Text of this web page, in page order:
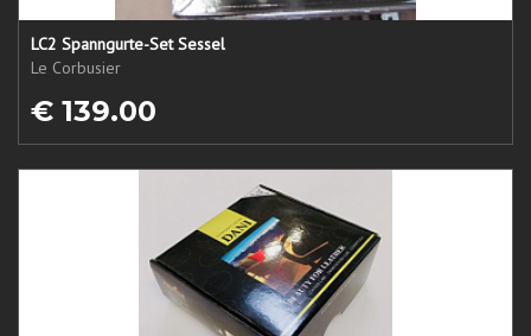
LC2 Spanngurte-Set Sessel
Le Corbusier
€ 139.00